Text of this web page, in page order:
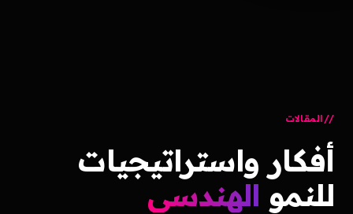
المقالات
أفكار واستراتيجيات
للنمو الهندسي